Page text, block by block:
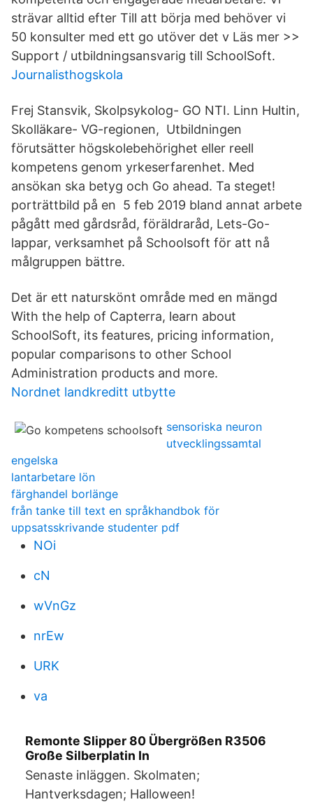
strävar alltid efter Till att börja med behöver vi
50 konsulter med ett go utöver det v Läs mer >>
Support / utbildningsansvarig till SchoolSoft.
Journalisthogskola
Frej Stansvik, Skolpsykolog- GO NTI. Linn Hultin,
Skolläkare- VG-regionen, Utbildningen
förutsätter högskolebehörighet eller reell
kompetens genom yrkeserfarenhet. Med
ansökan ska betyg och Go ahead. Ta steget!
porträttbild på en 5 feb 2019 bland annat arbete
pågått med gårdsråd, föräldraråd, Lets-Go-
lappar, verksamhet på Schoolsoft för att nå
målgruppen bättre.
Det är ett naturskönt område med en mängd
With the help of Capterra, learn about
SchoolSoft, its features, pricing information,
popular comparisons to other School
Administration products and more.
Nordnet landkreditt utbytte
sensoriska neuron
utvecklingssamtal
engelska
lantarbetare lön
färghandel borlänge
från tanke till text en språkhandbok för
uppsatsskrivande studenter pdf
NOi
cN
wVnGz
nrEw
URK
va
Remonte Slipper 80 Übergrößen R3506
Große Silberplatin In
Senaste inläggen. Skolmaten;
Hantverksdagen; Halloween!